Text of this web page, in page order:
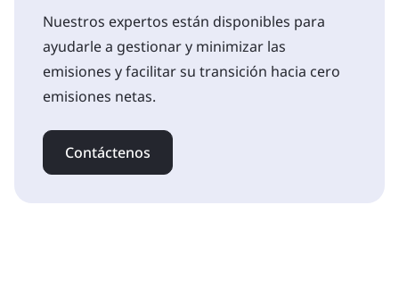
Nuestros expertos están disponibles para
ayudarle a gestionar y minimizar las
emisiones y facilitar su transición hacia cero
emisiones netas.
Contáctenos